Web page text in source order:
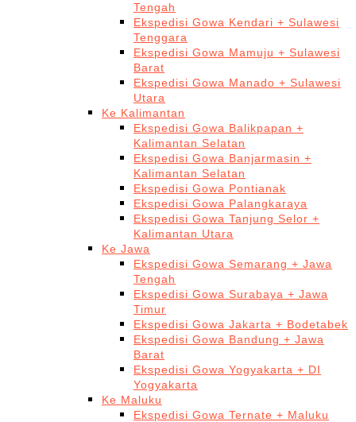
Tengah
Ekspedisi Gowa Kendari + Sulawesi
Tenggara
Ekspedisi Gowa Mamuju + Sulawesi
Barat
Ekspedisi Gowa Manado + Sulawesi
Utara
Ke Kalimantan
Ekspedisi Gowa Balikpapan +
Kalimantan Selatan
Ekspedisi Gowa Banjarmasin +
Kalimantan Selatan
Ekspedisi Gowa Pontianak
Ekspedisi Gowa Palangkaraya
Ekspedisi Gowa Tanjung Selor +
Kalimantan Utara
Ke Jawa
Ekspedisi Gowa Semarang + Jawa
Tengah
Ekspedisi Gowa Surabaya + Jawa
Timur
Ekspedisi Gowa Jakarta + Bodetabek
Ekspedisi Gowa Bandung + Jawa
Barat
Ekspedisi Gowa Yogyakarta + DI
Yogyakarta
Ke Maluku
Ekspedisi Gowa Ternate + Maluku